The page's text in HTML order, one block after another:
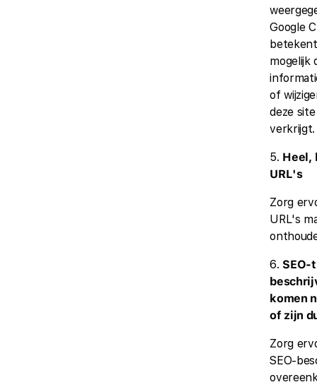
Google
mogelijk
of
deze
verkrijgt.
5. Heel,
URL's
Zorg
URL's
6. SEO-
komen
of zijn
Zorg
SEO-